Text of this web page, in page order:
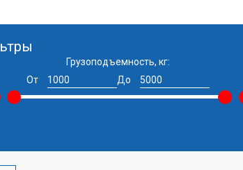
Грузоподъемность, кг:
От
До